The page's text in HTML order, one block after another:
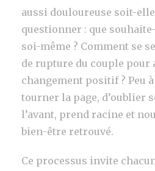
aussi douloureuse soit-
questionner : que
soi-même ? Comment se
de rupture du couple pour
changement positif ? Peu
tourner la page, d’oublier
l’avant, prend racine et
bien-être retrouvé.
Ce processus invite